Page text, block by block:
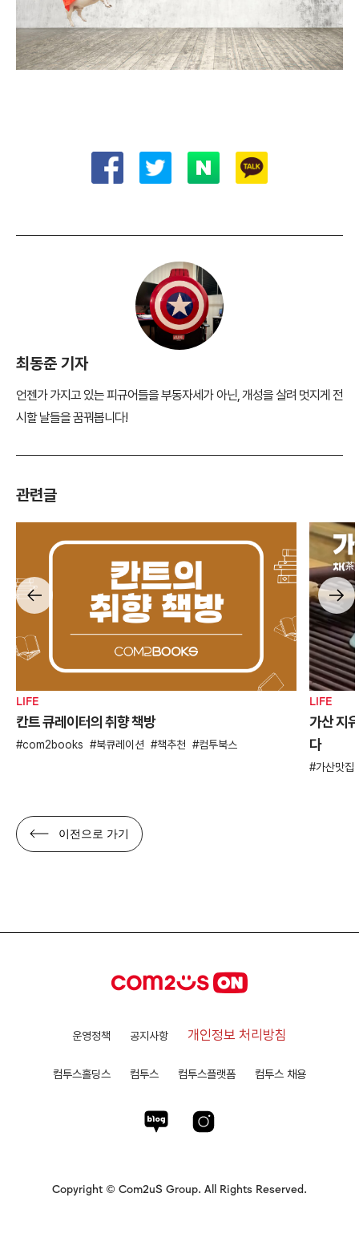
최동준 기자
언젠가 가지고 있는 피규어들을 부동자세가 아닌, 개성을 살려 멋지게 전
시할 날들을 꿈꿔봅니다!
관련글
LIFE
칸트 큐레이터의 취향 책방
com2books 북큐레이션 책추천 컴투북스
LIFE
가산 지
다
가산맛집
이전으로 가기
운영정책 공지사항 개인정보 처리방침
컴투스홀딩스 컴투스 컴투스플랫폼 컴투스 채용
Copyright © Com2uS Group. All Rights Reserved.